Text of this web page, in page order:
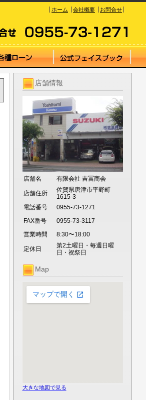
ホーム 会社概要 お問合せ
店舗情報
店舗名 有限会社 吉冨商会
店舗住所
佐賀県唐津市平野町
1615-3
電話番号
0955-73-1271
FAX番号
0955-73-3117
営業時間
8:30〜18:00
定休日
第2土曜日・毎週日曜
日・祝祭日
Map
大きな地図で見る